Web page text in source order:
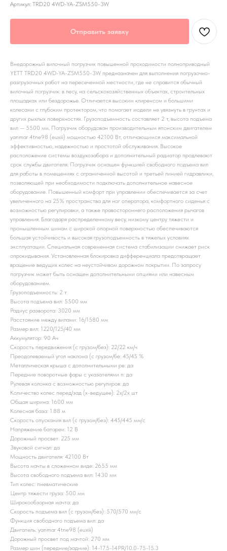
Артикул: TRD20 4WD-YA-ZSM550-3W
Отправить заявку
Внедорожный вилочный погрузчик повышенной проходимости полноприводный
YETT TRD20 4WD-YA-ZSM550-3W предназначен для выполнения погрузочно-
разгрузочных работ на пересеченной местности, где не справится обычный
вилочный погрузчик: в лесу, на сельскохозяйственных объектах, строительных
площадках или бездорожье. Отличается высоким клиренсом и большими
колесами с глубоким протектором, что помогает модели не увязнуть в грунтах и
других рыхлых поверхностях. Грузоподъемность составляет 2 т, высота подъема
вил — 5500 мм. Погрузчик оборудован производительным японским двигателем
yanmar 4tne98 (euxiii) мощностью 42100 Вт, отличающимся максимальной
эффективностью, надежностью и простотой обслуживания. Высокое
расположение системы воздухозабора и дополнительный радиатор продлевают
срок службы двигателя. Погрузчик оснащен функцией свободного подъема вил
для работы в помещениях с ограниченной высотой и третьей линией гидравлики,
позволяющей при необходимости подключать дополнительное навесное
оборудование. Повышенный комфорт при управлении обеспечивается за счет
увеличенного на 25% пространства для ног оператора, комфортного сиденья с
возможностью регулировки, а также правостороннего расположения рычагов
управления. Благодаря распределенному весу, низкому центру тяжести и
промышленным шинам с широкой опорной поверхностью обеспечиваются
большая устойчивость и высокая грузоподъемность в тяжелых условиях
эксплуатации. Специальная современная система стабилизации снижает риск
опрокидывания. Установленная блокировка дифференциала предотвращает
вращение ведущих колес на неустойчивом дорожном покрытии. По запросу
погрузчик может быть оснащен дополнительными опциями или навесным
оборудованием.
Грузоподъемность: 2 т
Высота подъема вил: 5500 мм
Радиус разворота: 3020 мм
Расстояние между вилами: 16/1580 мм
Размер вил: 1220/125/40 мм
Аккумулятор: 90 Ач
Скорость передвижения (с грузом/без): 22/22 км/ч
Преодолеваемый угол наклона (с грузом/бе: 45/45 %
Металлическая крыша с дополнительными ре: да
Передние поворотные фары с указателями п: да
Рулевая колонка с возможностью регулиров: да
Количество колес перед/зад (x-ведущее): 2x/2x шт
Общая ширина: 1600 мм
Колесная база: 1.88 м
Скорость опускания вил (с грузом/без): 445/445 мм/с
Напряжение батареи: 12 B
Дорожный просвет: 225 мм
Звуковой сигнал: да
Мощность двигателя: 42100 Вт
Высота мачты в сложенном виде: 2655 мм
Высота свободного подъема вил: 1430 мм
Тип колес: пневматические
Центр тяжести груза: 500 мм
Широкообзорная мачта: да
Скорость подъема вил (с грузом/без): 570/570 мм/с
Функция свободного подъема вил: да
Двигатель: yanmar 4tne98 (euxiii)
Дорожный просвет под мачтой: 270 мм
Размер шин (передние/задние): 14-17.5-14PR/10.0-75-15.3